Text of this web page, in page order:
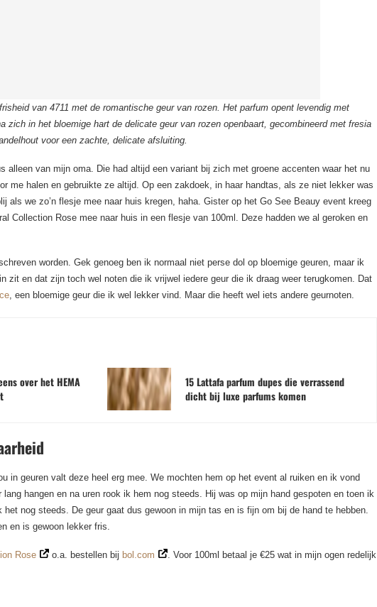
van 4711 met de romantische geur van rozen. Het parfum opent levendig met
zich in het bloemige hart de delicate geur van rozen openbaart, gecombineerd met fresia
voor een zachte, delicate afsluiting.
alleen van mijn oma. Die had altijd een variant bij zich met groene accenten waar het nu
me halen en gebruikte ze altijd. Op een zakdoek, in haar handtas, als ze niet lekker was
als we zo’n flesje mee naar huis kregen, haha. Gister op het Go See Beauy event kreeg
Collection Rose mee naar huis in een flesje van 100ml. Deze hadden we al geroken en
worden. Gek genoeg ben ik normaal niet perse dol op bloemige geuren, maar ik
zit en dat zijn toch wel noten die ik vrijwel iedere geur die ik draag weer terugkomen. Dat
, een bloemige geur die ik wel lekker vind. Maar die heeft wel iets andere geurnoten.
over het HEMA
15 Lattafa parfum dupes die verrassend
dicht bij luxe parfums komen
in geuren valt deze heel erg mee. We mochten hem op het event al ruiken en ik vond
hangen en na uren rook ik hem nog steeds. Hij was op mijn hand gespoten en toen ik
nog steeds. De geur gaat dus gewoon in mijn tas en is fijn om bij de hand te hebben.
en is gewoon lekker fris.
Rose o.a. bestellen bij bol.com
. Voor 100ml betaal je €25 wat in mijn ogen redelijk